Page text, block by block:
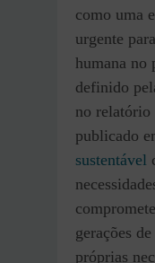
como uma
urgente
humana no
definido
no relatório
publicado
sustentável
gerações
próprias